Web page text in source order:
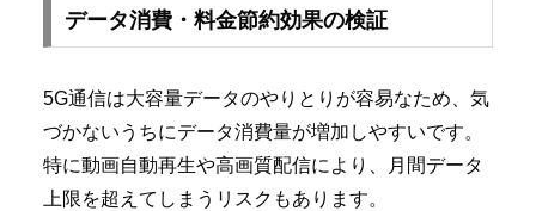
データ消費・料金節約効果の検証
5G通信は大容量データのやりとりが容易なため、気
づかないうちにデータ消費量が増加しやすいです。
特に動画自動再生や高画質配信により、月間データ
上限を超えてしまうリスクもあります。